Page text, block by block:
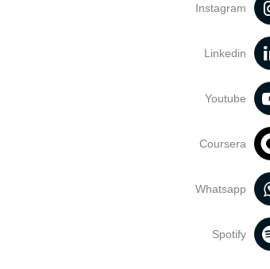
Instagram
Linkedin
Youtube
Coursera
Whatsapp
Spotify